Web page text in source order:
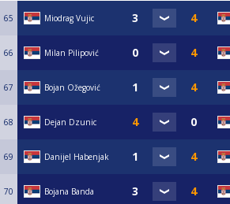
65 Miodrag Vujic
66 Milan Pilipović
67 Bojan Ožegović
68 Dejan Dzunic
69 Danijel Habenjak
70 Bojana Banda